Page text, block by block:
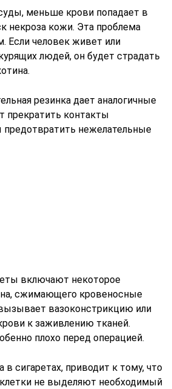
меньше крови попадает в
некроза кожи. Эта проблема
Если человек живет или
людей, он будет страдать
резинка дает аналогичные
прекратить контакты
нежелательные
включают некоторое
сжимающего кровеносные
вазоконстрикцию или
к заживлению тканей.
плохо перед операцией.
в сигаретах, приводит к тому, что
не выделяют необходимый